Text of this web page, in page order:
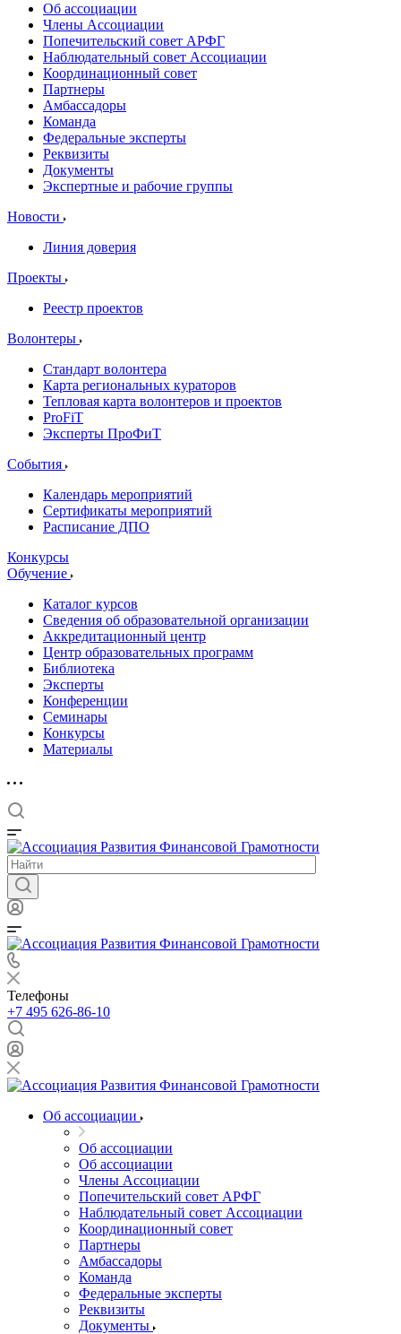
Об ассоциации
Члены Ассоциации
Попечительский совет АРФГ
Наблюдательный совет Ассоциации
Координационный совет
Партнеры
Амбассадоры
Команда
Федеральные эксперты
Реквизиты
Документы
Экспертные и рабочие группы
Новости
Линия доверия
Проекты
Реестр проектов
Волонтеры
Стандарт волонтера
Карта региональных кураторов
Тепловая карта волонтеров и проектов
ProFiT
Эксперты ПроФиТ
События
Календарь мероприятий
Сертификаты мероприятий
Расписание ДПО
Конкурсы
Обучение
Каталог курсов
Сведения об образовательной организации
Аккредитационный центр
Центр образовательных программ
Библиотека
Эксперты
Конференции
Семинары
Конкурсы
Материалы
Телефоны
+7 495 626-86-10
Об ассоциации
Об ассоциации
Об ассоциации
Члены Ассоциации
Попечительский совет АРФГ
Наблюдательный совет Ассоциации
Координационный совет
Партнеры
Амбассадоры
Команда
Федеральные эксперты
Реквизиты
Документы